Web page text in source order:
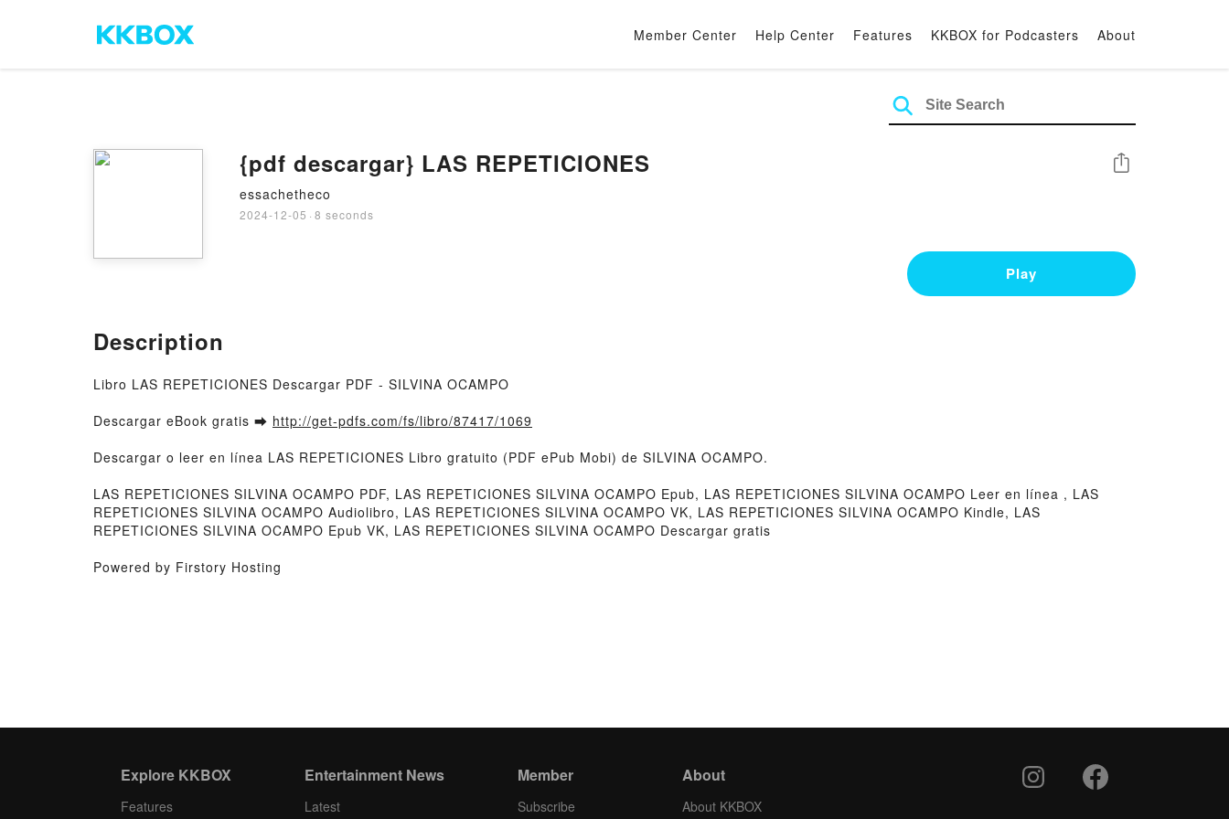
Member Center Help Center Features KKBOX for Podcasters About
{pdf descargar} LAS REPETICIONES
essachetheco
2024-12-05 · 8 seconds
Share
Play
Description
Libro LAS REPETICIONES Descargar PDF - SILVINA OCAMPO
Descargar eBook gratis ➡ http://get-pdfs.com/fs/libro/87417/1069
Descargar o leer en línea LAS REPETICIONES Libro gratuito (PDF ePub Mobi) de SILVINA OCAMPO.
LAS REPETICIONES SILVINA OCAMPO PDF, LAS REPETICIONES SILVINA OCAMPO Epub, LAS REPETICIONES SILVINA OCAMPO Leer en línea , LAS
REPETICIONES SILVINA OCAMPO Audiolibro, LAS REPETICIONES SILVINA OCAMPO VK, LAS REPETICIONES SILVINA OCAMPO Kindle, LAS
REPETICIONES SILVINA OCAMPO Epub VK, LAS REPETICIONES SILVINA OCAMPO Descargar gratis
Powered by Firstory Hosting
Explore KKBOX
Features
Entertainment News
Latest
Member
Subscribe
About
About KKBOX